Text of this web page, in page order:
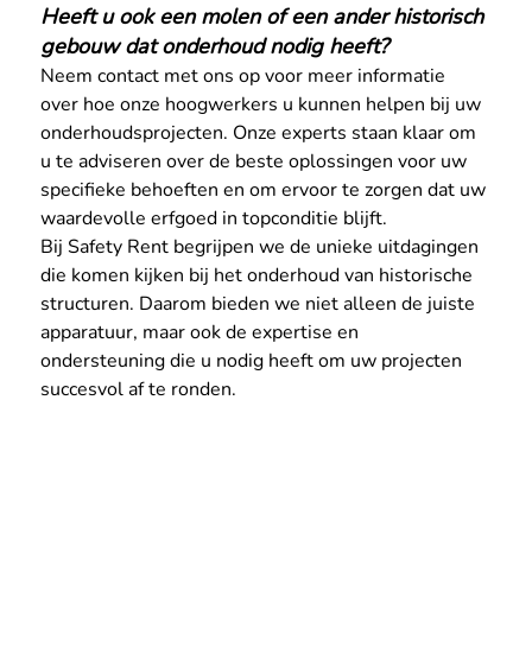
Heeft u ook een molen of een ander historisch
gebouw dat onderhoud nodig heeft?
Neem contact met ons op voor meer informatie
over hoe onze hoogwerkers u kunnen helpen bij uw
onderhoudsprojecten. Onze experts staan klaar om
u te adviseren over de beste oplossingen voor uw
specifieke behoeften en om ervoor te zorgen dat uw
waardevolle erfgoed in topconditie blijft.
Bij Safety Rent begrijpen we de unieke uitdagingen
die komen kijken bij het onderhoud van historische
structuren. Daarom bieden we niet alleen de juiste
apparatuur, maar ook de expertise en
ondersteuning die u nodig heeft om uw projecten
succesvol af te ronden.